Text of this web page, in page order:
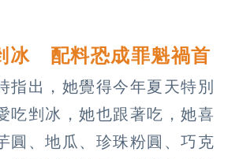
冰 配料恐成罪魁禍首
指出，她覺得今年夏天特別
吃剉冰，她也跟著吃，她喜
圓、地瓜、珍珠粉圓、巧克